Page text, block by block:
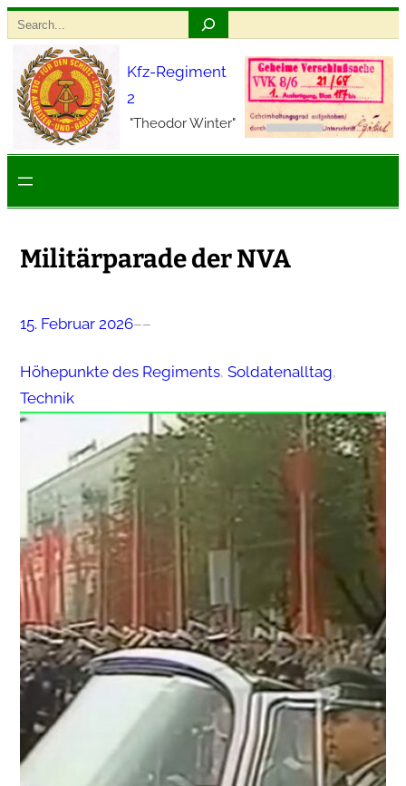
Zum
springen
Search
Kfz-Regiment
2
"Theodor Winter"
Militärparade der NVA
15. Februar 2026––
Höhepunkte des Regiments, Soldatenalltag
Technik